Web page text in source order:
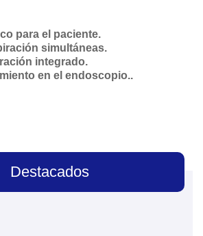
para el paciente.
simultáneas.
integrado.
en el endoscopio..
Destacados